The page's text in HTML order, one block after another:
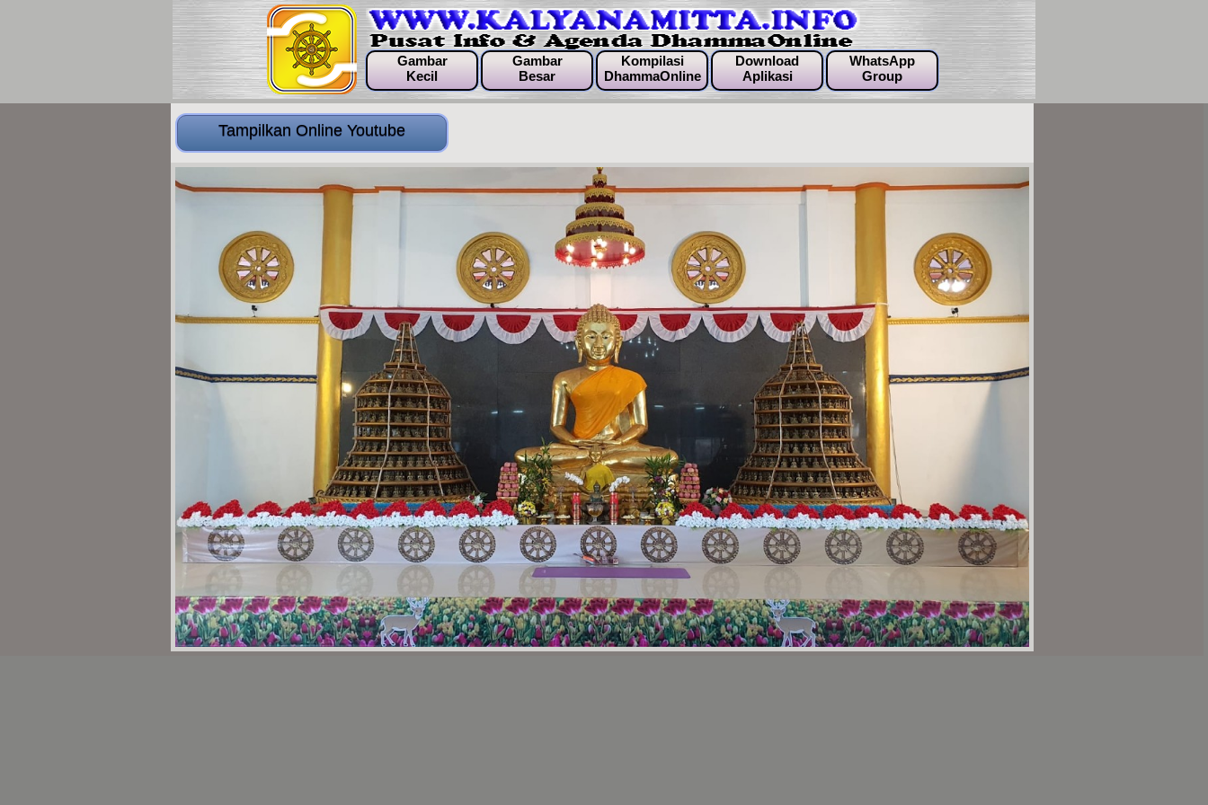
Gambar
Kecil
Gambar
Besar
Kompilasi
DhammaOnline
Download
Aplikasi
WhatsApp
Group
Tampilkan Online Youtube